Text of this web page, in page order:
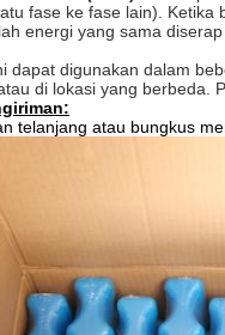
fase ke fase lain).
Ketika
energi yang sama
dapat digunakan dalam
di lokasi yang berbeda.
telanjang atau bungkus